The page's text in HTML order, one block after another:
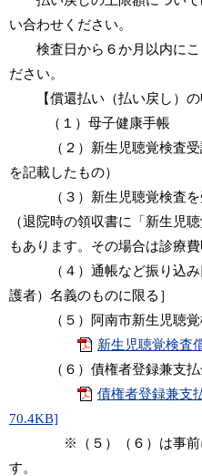
い合わせください。
検査日から６か月以内にこ
ださい。
【償還払い（払い戻し）の
（１）母子健康手帳
（２）新生児聴覚検査受
を記載したもの）
（３）新生児聴覚検査を
（退院時の領収書に「新生児
もあります。その場合は診療
（４）通帳など振り込み
護者）名義のものに限る］
（５）阿南市新生児聴覚
新生児聴覚検査
（６）債権者登録兼支払
債権者登録兼支
70.4KB]
※（５）（６）は事前に
す。